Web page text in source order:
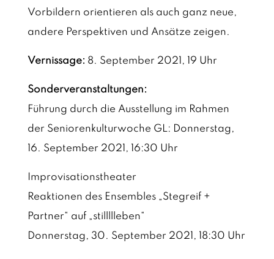
Vorbildern orientieren als auch ganz neue,
andere Perspektiven und Ansätze zeigen.
Vernissage: 8. September 2021, 19 Uhr
Sonderveranstaltungen:
Führung durch die Ausstellung im Rahmen
der Seniorenkulturwoche GL: Donnerstag,
16. September 2021, 16:30 Uhr
Improvisationstheater
Reaktionen des Ensembles „Stegreif +
Partner“ auf „stillllleben“
Donnerstag, 30. September 2021, 18:30 Uhr